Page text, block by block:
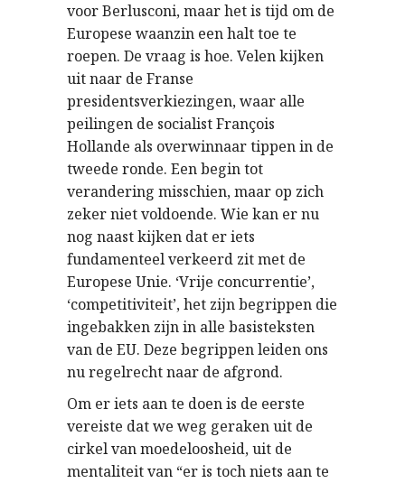
voor Berlusconi, maar het is tijd om de
Europese waanzin een halt toe te
roepen. De vraag is hoe. Velen kijken
uit naar de Franse
presidentsverkiezingen, waar alle
peilingen de socialist François
Hollande als overwinnaar tippen in de
tweede ronde. Een begin tot
verandering misschien, maar op zich
zeker niet voldoende. Wie kan er nu
nog naast kijken dat er iets
fundamenteel verkeerd zit met de
Europese Unie. ‘Vrije concurrentie’,
‘competitiviteit’, het zijn begrippen die
ingebakken zijn in alle basisteksten
van de EU. Deze begrippen leiden ons
nu regelrecht naar de afgrond.
Om er iets aan te doen is de eerste
vereiste dat we weg geraken uit de
cirkel van moedeloosheid, uit de
mentaliteit van “er is toch niets aan te